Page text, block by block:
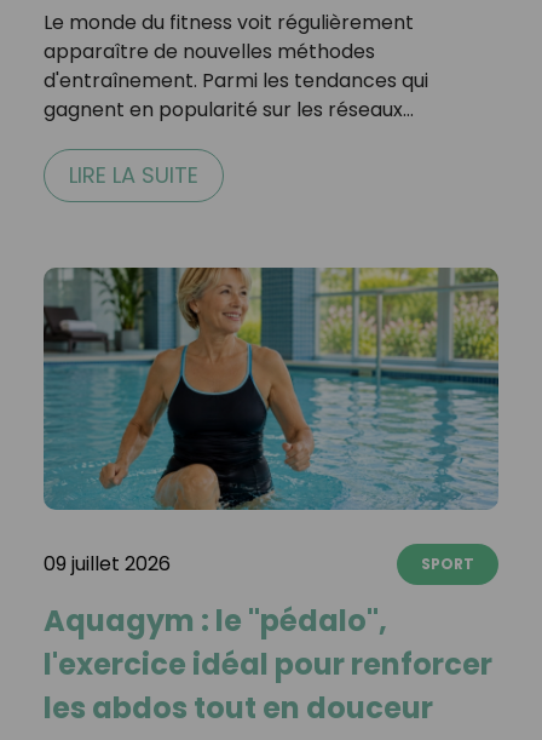
Le monde du fitness voit régulièrement
apparaître de nouvelles méthodes
d'entraînement. Parmi les tendances qui
gagnent en popularité sur les réseaux…
LIRE LA SUITE
09 juillet 2026 SPORT
Aquagym : le "pédalo",
l'exercice idéal pour renforcer
les abdos tout en douceur